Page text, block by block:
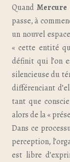
QuandMercure
passe, à
un nouvel
« cette entité
définit qui l’on
silencieuse du
différenciant
tant que
alors de la «
Dans ce
perception,
est libre